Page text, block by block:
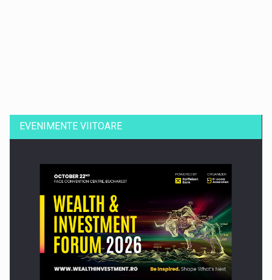
Comunicat de presa: Joburile part-time reincep sa intre pe…
EVENIMENTE VIITOARE